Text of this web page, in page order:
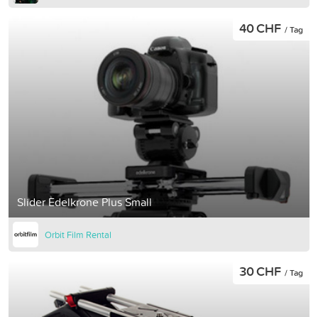
Slider Edelkrone Plus Small
40 CHF / Tag
Orbit Film Rental
30 CHF / Tag